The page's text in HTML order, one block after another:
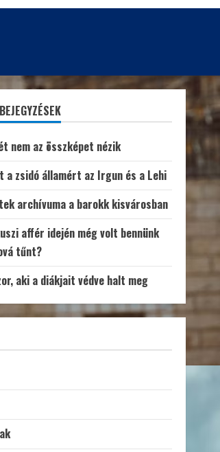
nem az összképet nézik
a zsidó államért az Irgun és a Lehi
archívuma a barokk kisvárosban
affér idején még volt bennünk
tűnt?
aki a diákjait védve halt meg